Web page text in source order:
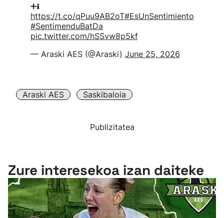
➕ℹ️
https://t.co/qPuu9AB2oT#EsUnSentimiento
#SentimenduBatDa
pic.twitter.com/hSSvw8p5kf
— Araski AES (@Araski) June 25, 2026
Araski AES Saskibaloia
Publizitatea
Zure interesekoa izan daiteke